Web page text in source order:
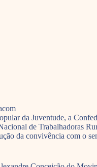
da Juventude, a
de Trabalhadoras
da convivência com o